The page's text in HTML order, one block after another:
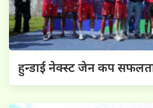
हुन्डाई नेक्स्ट जेन कप